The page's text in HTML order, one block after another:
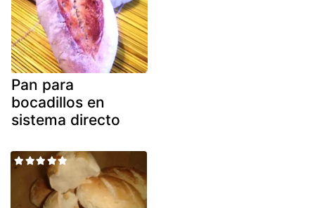
Pan para
bocadillos en
sistema directo